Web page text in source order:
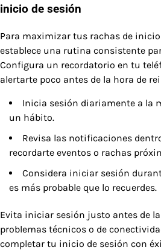
inicio de sesión
Para maximizar tus rachas de
establece una rutina consistente
Configura un recordatorio en tu
alertarte poco antes de la hora de
Inicia sesión diariamente a la
un hábito.
Revisa las notificaciones
recordarte eventos o rachas
Considera iniciar sesión
es más probable que lo recuerdes.
Evita iniciar sesión justo antes de
problemas técnicos o de
completar tu inicio de sesión con